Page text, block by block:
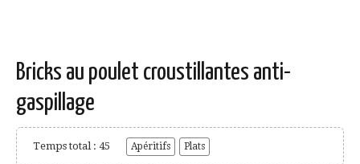
Bricks au poulet croustillantes anti-
gaspillage
Temps total : 45 Apéritifs Plats